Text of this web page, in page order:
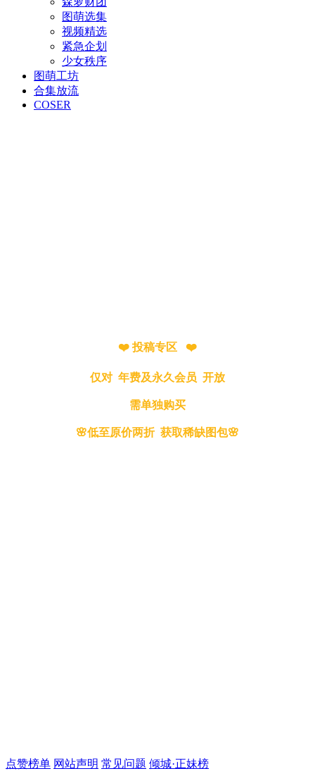
图萌选集
视频精选
紧急企划
少女秩序
图萌工坊
合集放流
COSER
❤️ 投稿专区 ❤️
仅对 年费及永久会员 开放
需单独购买
🌸低至原价两折 获取稀缺图包🌸
点赞榜单 网站声明 常见问题 倾城·正妹榜